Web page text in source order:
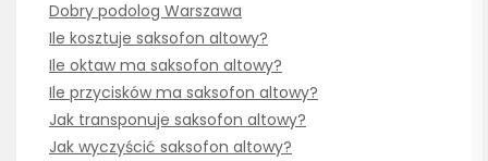
Dobry podolog Warszawa
Ile kosztuje saksofon altowy?
Ile oktaw ma saksofon altowy?
Ile przycisków ma saksofon altowy?
Jak transponuje saksofon altowy?
Jak wyczyścić saksofon altowy?